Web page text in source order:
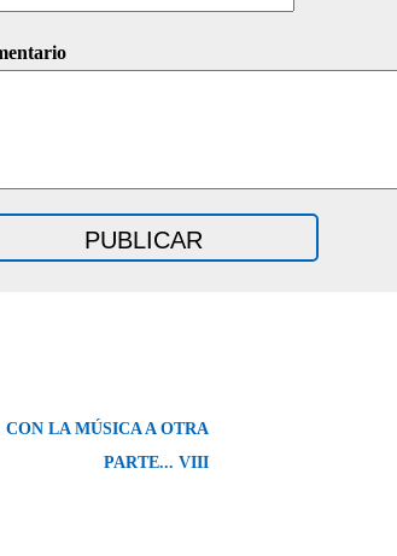
LA MÚSICA A OTRA
PARTE... VIII